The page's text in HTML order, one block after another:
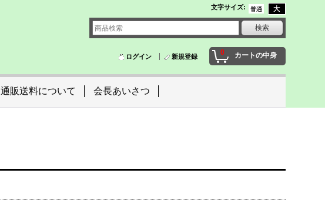
文字サイズ:
0 カートの中身
ログイン 新規登録
通販送料について 会長あいさつ